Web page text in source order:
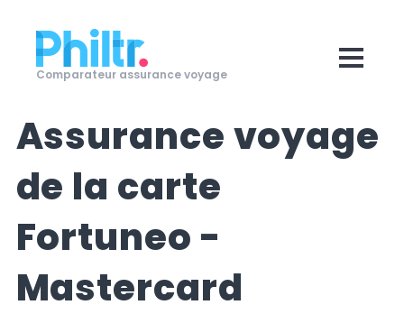
Comparateur assurance voyage
Assurance voyage
de la carte
Fortuneo -
Mastercard